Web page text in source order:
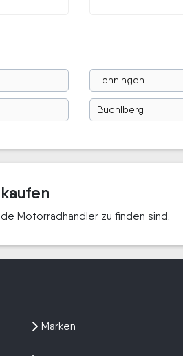
Lenningen
Büchlberg
Motorradhändler zu finden sind.
Marken